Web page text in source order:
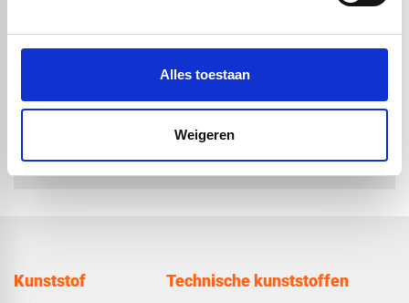
Alles toestaan
Weigeren
€ 0,99 € 7,39
€ 750,-gratis bezorgd
check_circle
Kunststof Technische kunststoffen